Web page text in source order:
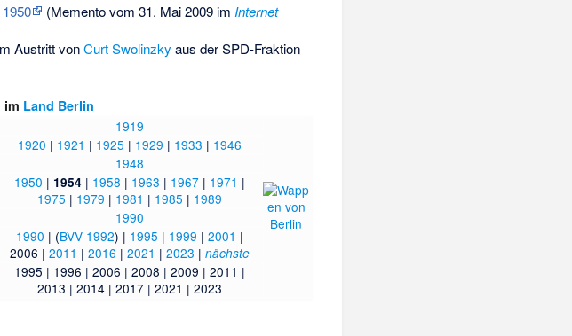
(Mementovom 31. Mai 2009 im Internet
Austritt vonCurt Swolinzky aus der SPD-Fraktion
im Land Berlin
1919
1920 | 1921 | 1925 | 1929 | 1933 | 1946
1948
1950 | 1954| 1958 | 1963 | 1967| 1971 |
1975 | 1979 | 1981 | 1985 | 1989
1990
1990 | (BVV 1992) | 1995 | 1999 | 2001 |
2006 | 2011 | 2016 | 2021 | 2023 | nächste
1995 | 1996 | 2006 | 2008 | 2009 | 2011 |
2013 | 2014| 2017| 2021 | 2023